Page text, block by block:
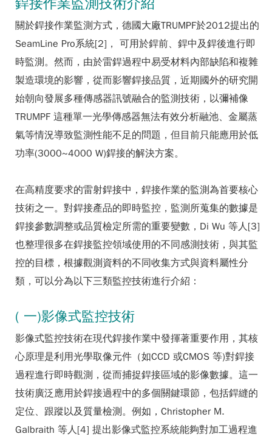
關於銲接作業監測方式，德國大廠TRUMPF於2012提出的
SeamLine Pro系統[2]， 可用於銲前、銲中及銲後進行即
時監測。然而，由於雷銲過程中易受材料內部缺陷和複雜
製造環境的影響，從而影響銲接品質，近期國外的研究開
始朝向發展多種傳感器訊號融合的監測技術，以彌補像
TRUMPF 這種單一光學傳感器無法有效分析融池、金屬蒸
氣等情況導致監測性能不足的問題，但目前只能應用於低
功率(3000~4000 W)銲接的解決方案。
在高精度要求的雷射銲接中，銲接作業的監測為首要核心
技術之一。對銲接產品的即時監控，監測所蒐集的數據是
銲接參數調整或品質檢定所需的重要變數，Di Wu 等人[3]
也整理很多在銲接監控領域使用的不同感測技術，與其監
控的目標，根據觀測資料的不同收集方式與資料屬性分
類，可以分為以下三類監控技術進行介紹：
( 一)影像式監控技術
影像式監控技術在現代銲接作業中發揮著重要作用，其核
心原理是利用光學取像元件（如CCD 或CMOS 等)對銲接
過程進行即時觀測，從而捕捉銲接區域的影像數據。這一
技術廣泛應用於銲接過程中的多個關鍵環節，包括銲縫的
定位、跟蹤以及質量檢測。例如，Christopher M.
Galbraith 等人[4] 提出影像式監控系統能夠對加工過程進